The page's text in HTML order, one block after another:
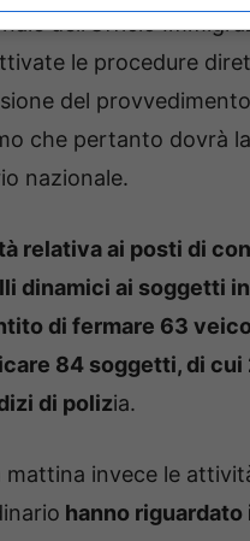
dell’Ufficio
le procedure
del
che pertanto dovrà
nazionale.
relativa ai posti di
dinamici ai soggetti
di fermare 63
84 soggetti, di cui
di polizia.
mattina invece le
hanno riguardato